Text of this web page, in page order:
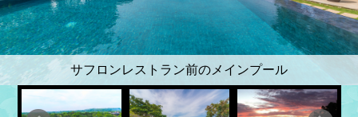
サフロンレストラン前のメインプール